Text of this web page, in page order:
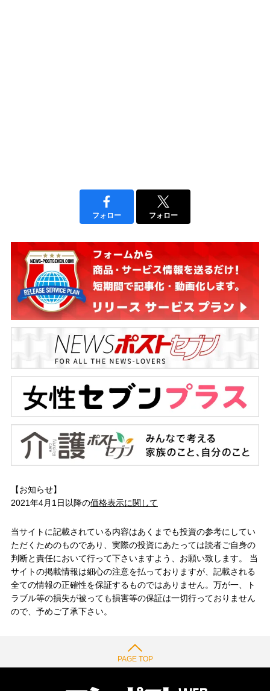
フォロー フォロー
【お知らせ】
2021年4月1日以降の価格表示に関して
当サイトに記載されている内容はあくまでも投資の参考にしてい
ただくためのものであり、実際の投資にあたっては読者ご自身の
判断と責任において行って下さいますよう、お願い致します。 当
サイトの掲載情報は細心の注意を払っておりますが、記載される
全ての情報の正確性を保証するものではありません。万が一、ト
ラブル等の損失が被っても損害等の保証は一切行っておりません
ので、予めご了承下さい。
PAGE TOP